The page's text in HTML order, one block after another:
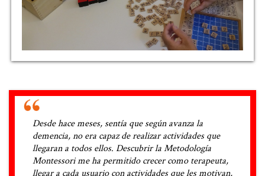
Desde hace meses, sentía que según avanza la
demencia, no era capaz de realizar actividades que
llegaran a todos ellos. Descubrir la Metodología
Montessori me ha permitido crecer como terapeuta,
llegar a cada usuario con actividades que les motivan,